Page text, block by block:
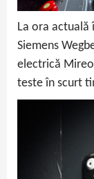
La ora
Siemens
electrică Mireo
teste în scurt